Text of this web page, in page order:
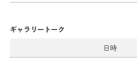
ギャラリートーク
日時